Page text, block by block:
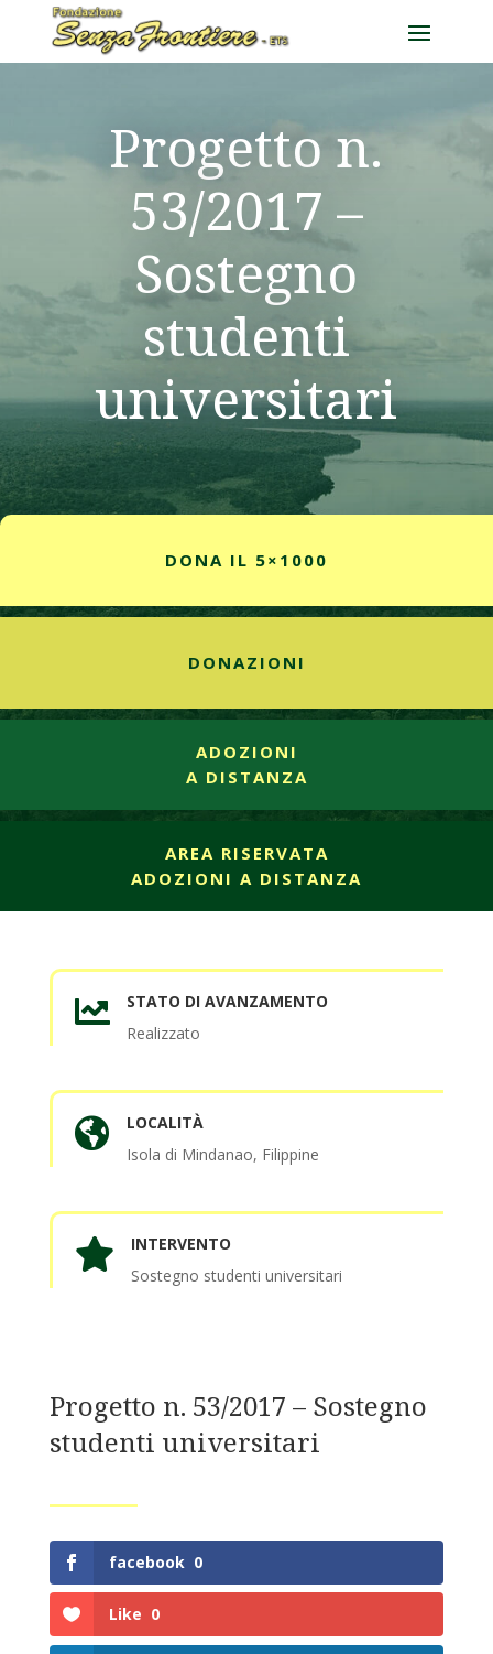
Progetto n.
53/2017 –
Sostegno
studenti
universitari
DONA IL 5×1000
DONAZIONI
ADOZIONI
A DISTANZA
AREA RISERVATA
ADOZIONI A DISTANZA

STATO DI AVANZAMENTO
Realizzato

LOCALITÀ
Isola di Mindanao, Filippine

INTERVENTO
Sostegno studenti universitari
Progetto n. 53/2017 – Sostegno
studenti universitari
facebook 0
Like 0